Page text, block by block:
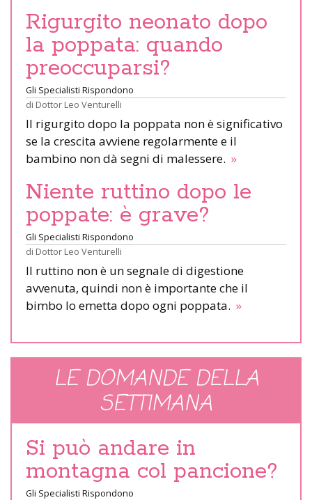
Rigurgito neonato dopo
la poppata: quando
preoccuparsi?
Gli Specialisti Rispondono
di Dottor Leo Venturelli
Il rigurgito dopo la poppata non è significativo
se la crescita avviene regolarmente e il
bambino non dà segni di malessere. »
Niente ruttino dopo le
poppate: è grave?
Gli Specialisti Rispondono
di Dottor Leo Venturelli
Il ruttino non è un segnale di digestione
avvenuta, quindi non è importante che il
bimbo lo emetta dopo ogni poppata. »
LE DOMANDE DELLA
SETTIMANA
Si può andare in
montagna col pancione?
Gli Specialisti Rispondono